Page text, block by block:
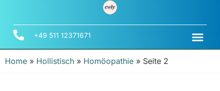
+49 511 12371671
Home » Hollistisch » Homöopathie » Seite 2